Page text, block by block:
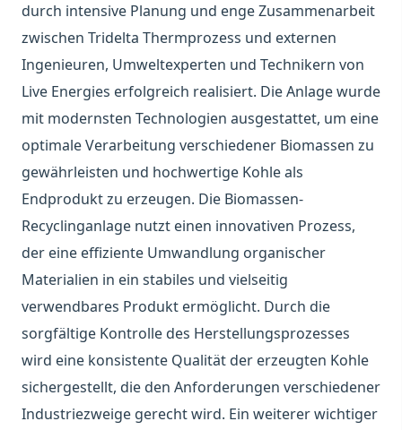
durch intensive Planung und enge Zusammenarbeit
zwischen Tridelta Thermprozess und externen
Ingenieuren, Umweltexperten und Technikern von
Live Energies erfolgreich realisiert. Die Anlage wurde
mit modernsten Technologien ausgestattet, um eine
optimale Verarbeitung verschiedener Biomassen zu
gewährleisten und hochwertige Kohle als
Endprodukt zu erzeugen. Die Biomassen-
Recyclinganlage nutzt einen innovativen Prozess,
der eine effiziente Umwandlung organischer
Materialien in ein stabiles und vielseitig
verwendbares Produkt ermöglicht. Durch die
sorgfältige Kontrolle des Herstellungsprozesses
wird eine konsistente Qualität der erzeugten Kohle
sichergestellt, die den Anforderungen verschiedener
Industriezweige gerecht wird. Ein weiterer wichtiger